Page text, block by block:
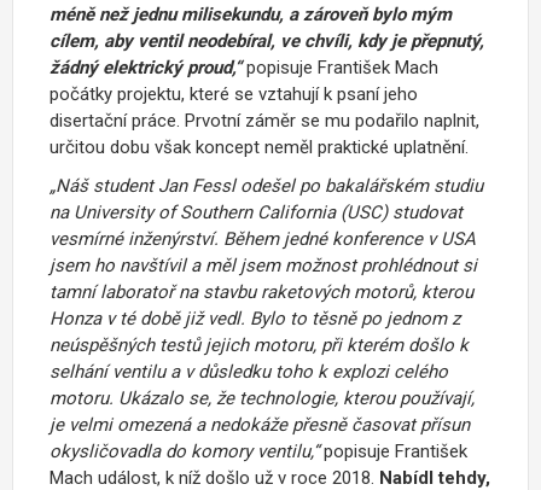
méně než jednu milisekundu, a zároveň bylo mým
cílem, aby ventil neodebíral, ve chvíli, kdy je přepnutý,
žádný elektrický proud,“popisuje František Mach
počátky projektu, které se vztahují k psaní jeho
disertační práce. Prvotní záměr se mu podařilo naplnit,
určitou dobu však koncept neměl praktické uplatnění.
„Náš student Jan Fessl odešel po bakalářském studiu
na University of Southern California (USC) studovat
vesmírné inženýrství. Během jedné konference v USA
jsem ho navštívil a měl jsem možnost prohlédnout si
tamní laboratoř na stavbu raketových motorů, kterou
Honza v té době již vedl. Bylo to těsně po jednom z
neúspěšných testů jejich motoru, při kterém došlo k
selhání ventilu a v důsledku toho k explozi celého
motoru. Ukázalo se, že technologie, kterou používají,
je velmi omezená a nedokáže přesně časovat přísun
okysličovadla do komory ventilu,“popisuje František
Mach událost, k níž došlo už v roce 2018. Nabídl tehdy,